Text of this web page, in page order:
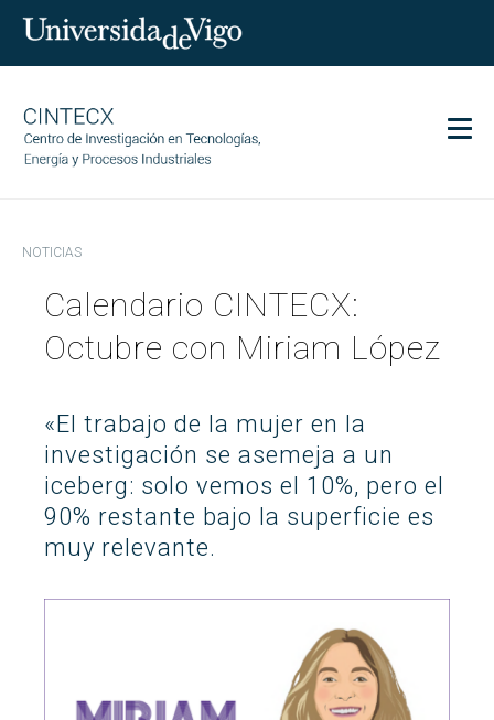
Investigación
Transferencia
Servicios
Comunicación
Igualdad
GL EN Search
Buscar
por:
BUSCAR
NOTICIAS
Calendario CINTECX:
Octubre con Miriam López
«El trabajo de la mujer en la
investigación se asemeja a un
iceberg: solo vemos el 10%, pero el
90% restante bajo la superficie es
muy relevante.